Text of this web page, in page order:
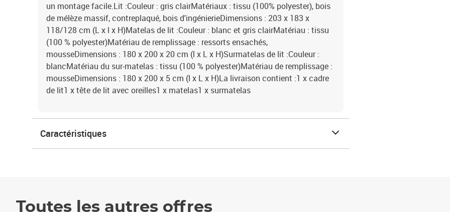
un montage facile.Lit :Couleur : gris clairMatériaux : tissu (100% polyester), bois
de mélèze massif, contreplaqué, bois d'ingénierieDimensions : 203 x 183 x
118/128 cm (L x l x H)Matelas de lit :Couleur : blanc et gris clairMatériau : tissu
(100 % polyester)Matériau de remplissage : ressorts ensachés,
mousseDimensions : 180 x 200 x 20 cm (l x L x H)Surmatelas de lit :Couleur :
blancMatériau du sur-matelas : tissu (100 % polyester)Matériau de remplissage :
mousseDimensions : 180 x 200 x 5 cm (l x L x H)La livraison contient :1 x cadre
de lit1 x tête de lit avec oreilles1 x matelas1 x surmatelas
Caractéristiques
Toutes les autres offres